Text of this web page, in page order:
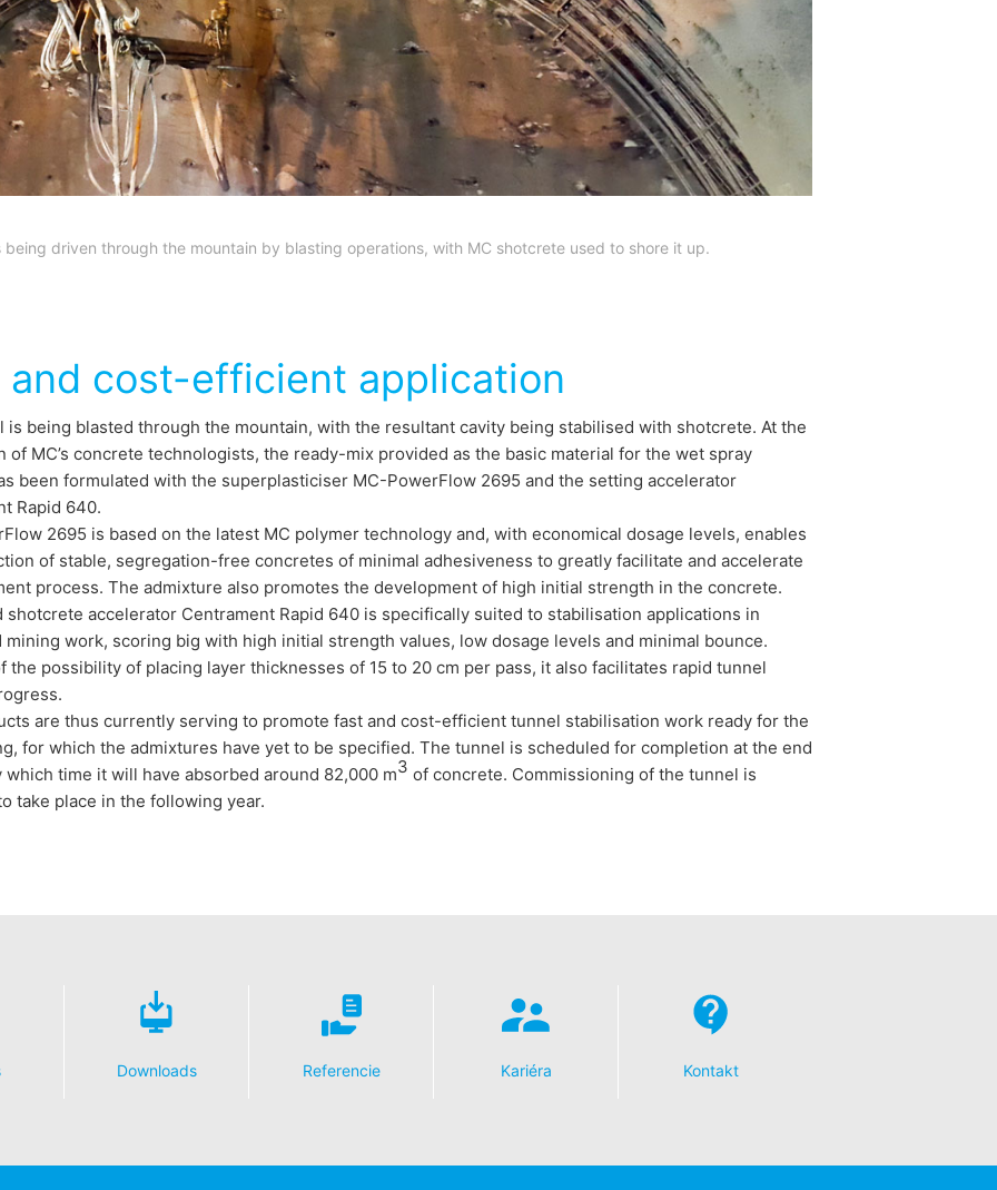
being driven through the mountain by blasting operations, with MC shotcrete used to shore it up.
and cost-efficient application
is being blasted through the mountain, with the resultant cavity being stabilised with shotcrete. At the
of MC’s concrete technologists, the ready-mix provided as the basic material for the wet spray
been formulated with the superplasticiser MC-PowerFlow 2695 and the setting accelerator
Rapid 640.
2695 is based on the latest MC polymer technology and, with economical dosage levels, enables
of stable, segregation-free concretes of minimal adhesiveness to greatly facilitate and accelerate
process. The admixture also promotes the development of high initial strength in the concrete.
shotcrete accelerator Centrament Rapid 640 is specifically suited to stabilisation applications in
mining work, scoring big with high initial strength values, low dosage levels and minimal bounce.
the possibility of placing layer thicknesses of 15 to 20 cm per pass, it also facilitates rapid tunnel
are thus currently serving to promote fast and cost-efficient tunnel stabilisation work ready for the
for which the admixtures have yet to be specified. The tunnel is scheduled for completion at the end
which time it will have absorbed around 82,000 m3 of concrete. Commissioning of the tunnel is
take place in the following year.
Downloads Referencie Kariéra Kontakt